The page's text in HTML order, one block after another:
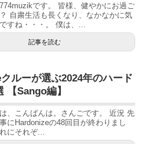
です。 皆様、健やかにお過ご
自粛生活も長くなり、なかなかに気
すね・・・。 僕は、...
記事を読む
ルーが選ぶ2024年のハード
【Sango編】
、こんばんは。さんごです。 近況 先
にHardonizeの48回目が終わりまし
にそれぞ...